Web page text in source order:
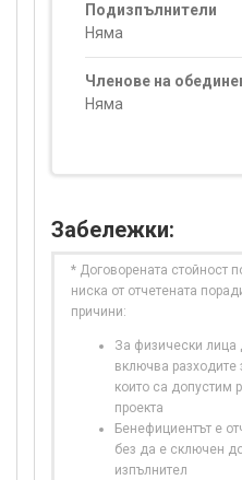
Подизпълнители
Няма
Членове на
Няма
Забележки:
* Договорената стойност
ниска от отчетената
причини:
За физически лица
включва разходите
които са допустим
проекта
Бенефициентът е
без да е сключен
изпълнител